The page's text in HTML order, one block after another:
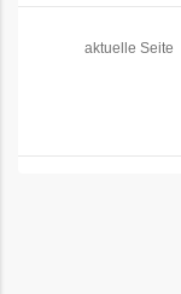
aktuelle Seite